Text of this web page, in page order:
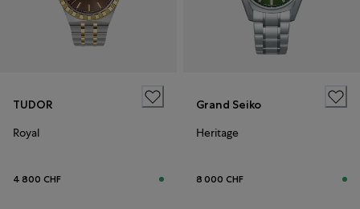
TUDOR
Royal
4 800 CHF
Grand Seiko
Heritage
8 000 CHF